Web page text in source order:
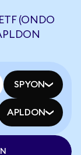
(ONDO
SPYON
APLDON